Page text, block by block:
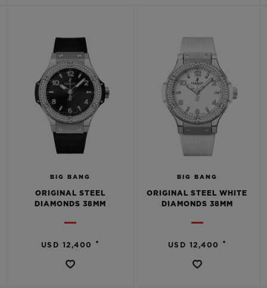
BIG BANG
ORIGINAL STEEL
DIAMONDS 38MM
USD 12,400 •
BIG BANG
ORIGINAL STEEL WHITE
DIAMONDS 38MM
USD 12,400 •